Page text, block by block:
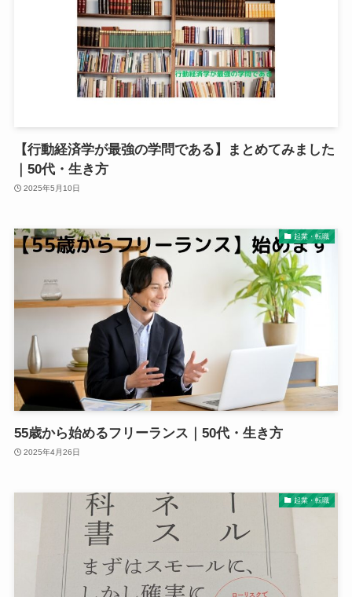
【行動経済学が最強の学問である】まとめてみました
｜50代・生き方
2025年5月10日
起業・転職
55歳から始めるフリーランス｜50代・生き方
2025年4月26日
起業・転職